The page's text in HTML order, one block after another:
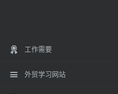
工作需要
外贸学习网站